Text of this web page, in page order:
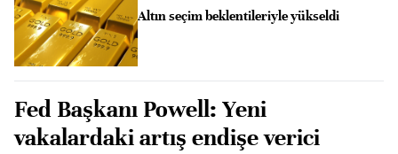
Altın seçim beklentileriyle yükseldi
Fed Başkanı Powell: Yeni
vakalardaki artış endişe verici